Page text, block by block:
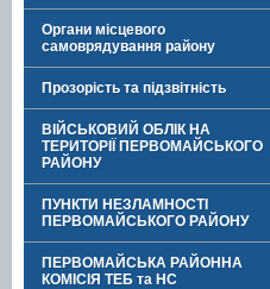
Органи місцевого
самоврядування району
Прозорість та підзвітність
ВІЙСЬКОВИЙ ОБЛІК НА
ТЕРИТОРІЇ ПЕРВОМАЙСЬКОГО
РАЙОНУ
ПУНКТИ НЕЗЛАМНОСТІ
ПЕРВОМАЙСЬКОГО РАЙОНУ
ПЕРВОМАЙСЬКА РАЙОННА
КОМІСІЯ ТЕБ та НС